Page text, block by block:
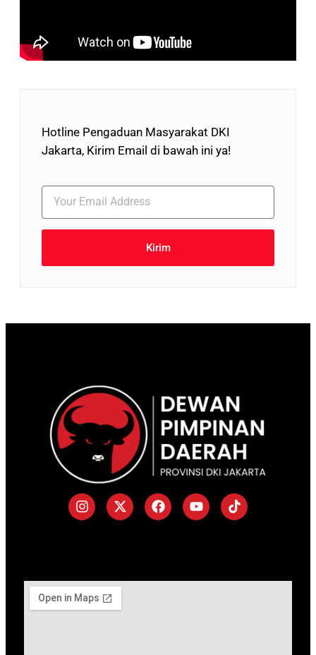
Hotline Pengaduan Masyarakat DKI
Jakarta, Kirim Email di bawah ini ya!
Kirim